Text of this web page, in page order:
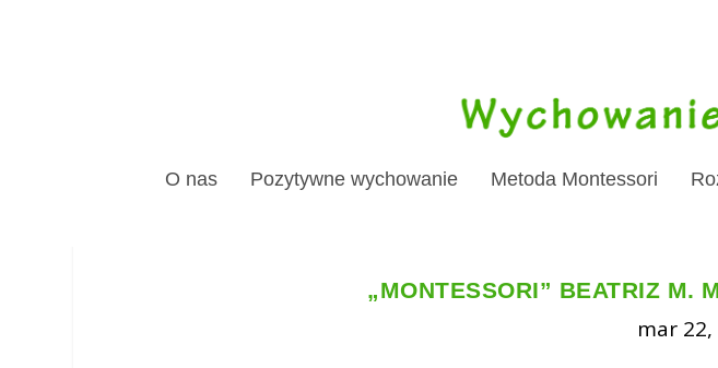
O nas Pozytywne wychowanie Metoda Montessori
„MONTESSORI” BEATRIZ M.
mar 22,